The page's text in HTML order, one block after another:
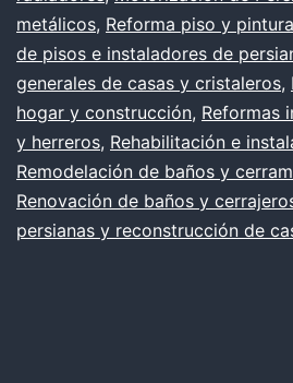
metálicos, Reforma piso y
de pisos e instaladores de
generales de casas y cristaleros,
hogar y construcción, Reformas
y herreros, Rehabilitación e
Remodelación de baños y
Renovación de baños y
persianas y reconstrucción de